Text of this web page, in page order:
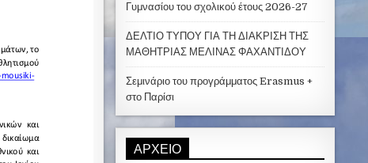
Γυμνασίου του σχολικού έτους 2026-27
ΔΕΛΤΙΟ ΤΥΠΟΥ ΓΙΑ ΤΗ ΔΙΑΚΡΙΣΗ ΤΗΣ
ΜΑΘΗΤΡΙΑΣ ΜΕΛΙΝΑΣ ΦΑΧΑΝΤΙΔΟΥ
Σεμινάριο του προγράμματος Erasmus +
στο Παρίσι
ΑΡΧΕΊΟ